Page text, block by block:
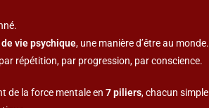
vie psychique, une manière d’être au monde.
répétition, par progression, par conscience.
de la force mentale en 7 piliers, chacun simple